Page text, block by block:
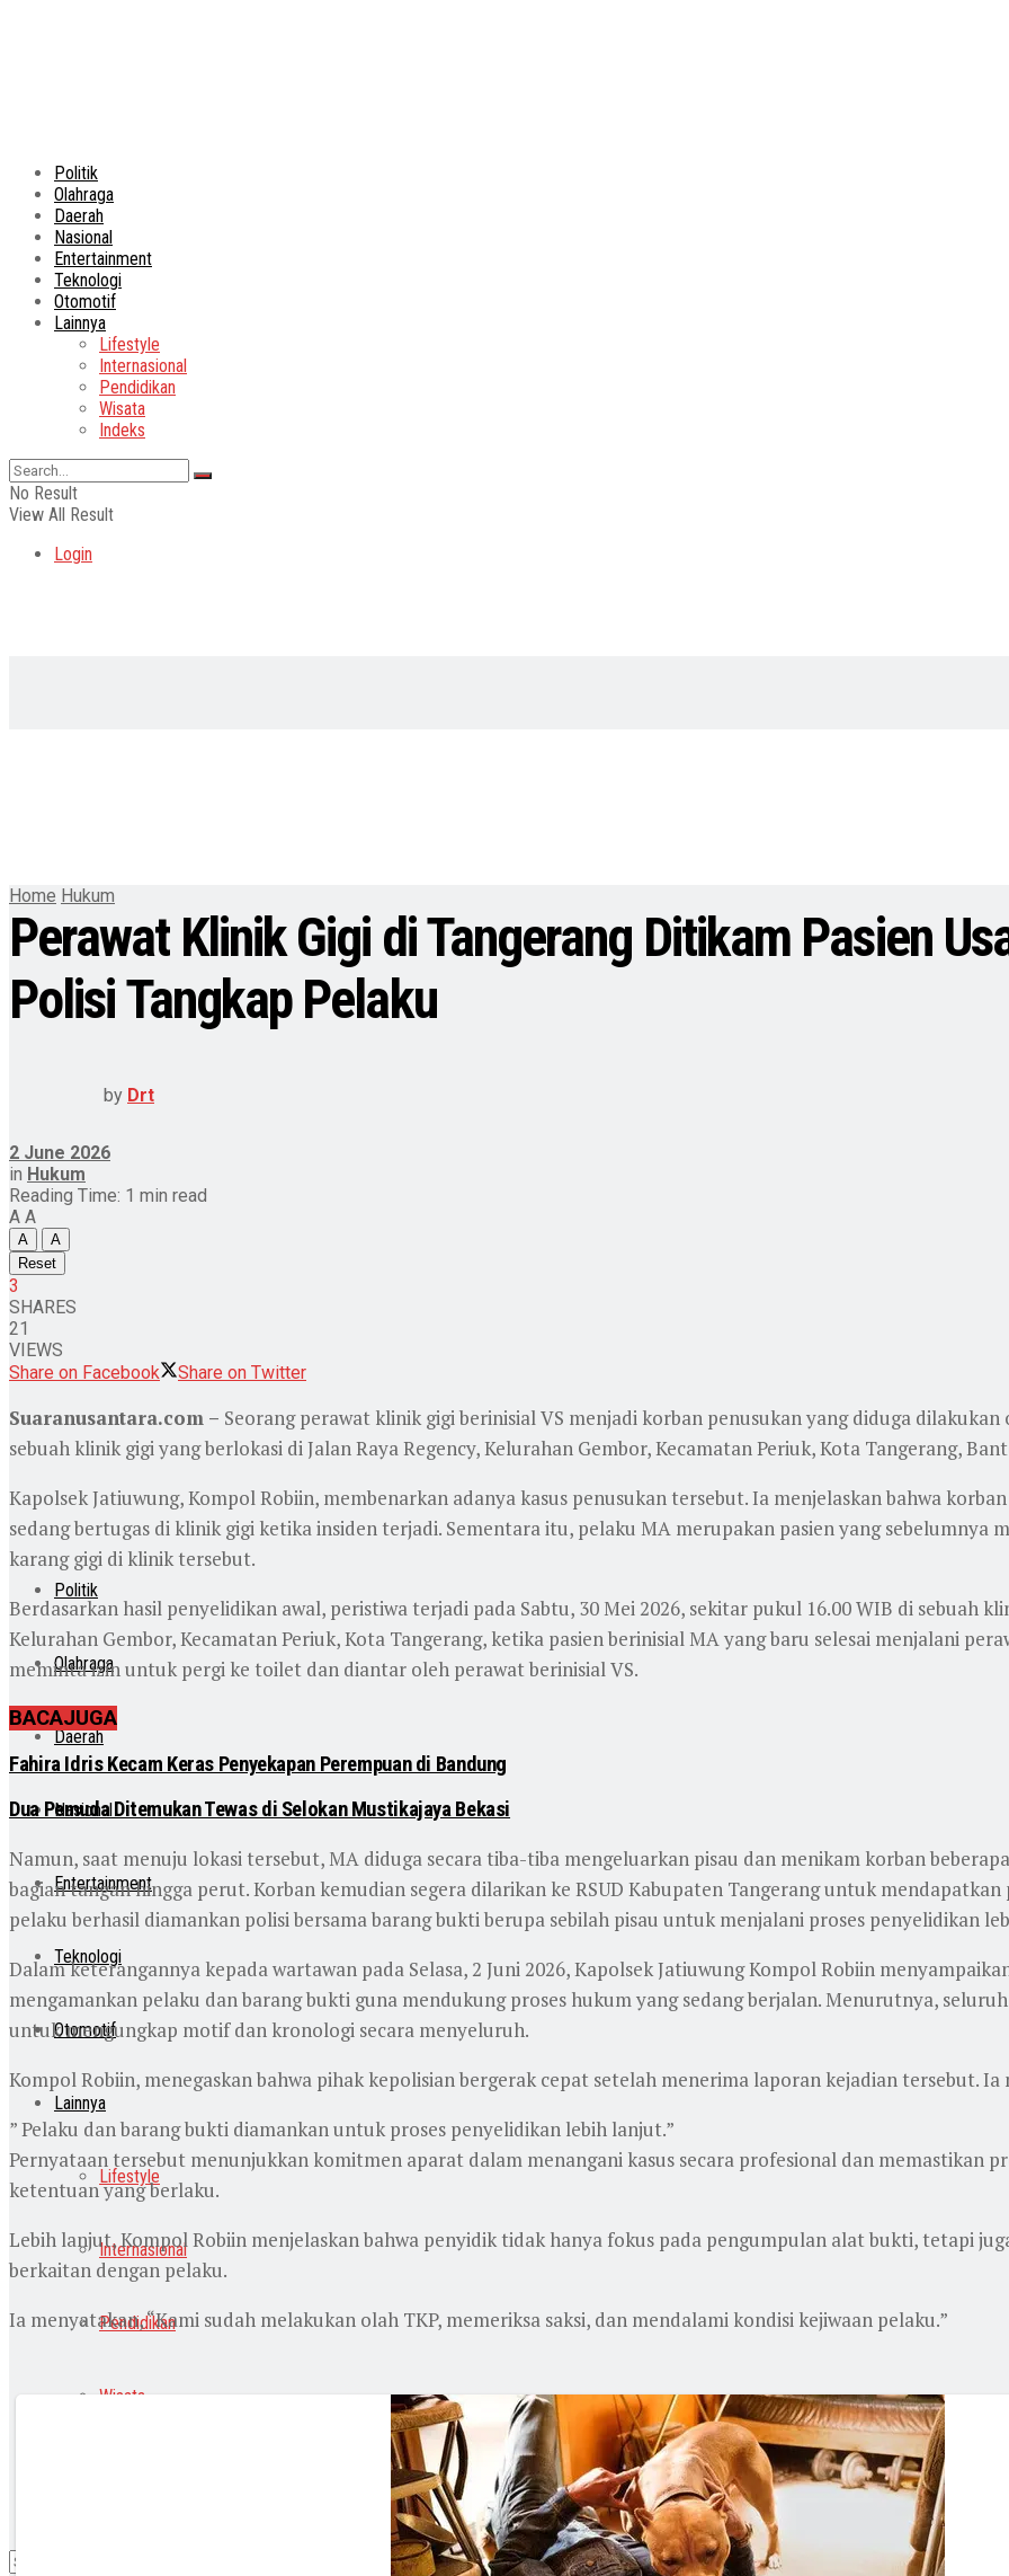
Politik
Olahraga
Daerah
Nasional
Entertainment
Teknologi
Otomotif
Lainnya
Lifestyle
Internasional
Pendidikan
Wisata
Indeks
No Result
View All Result
Login
Politik
Olahraga
Daerah
Nasional
Entertainment
Teknologi
Otomotif
Lainnya
Lifestyle
Internasional
Pendidikan
Wisata
Home Hukum
Perawat Klinik Gigi di Tangerang Ditikam Pasien
Polisi Tangkap Pelaku
by Drt
2 June 2026
in Hukum
Reading Time: 1 min read
A A
A
A
Reset
3
SHARES
21
VIEWS
Share on Facebook
Share on Twitter
Suaranusantara.com – Seorang perawat klinik gigi berinisial VS menjadi korban penusukan yang diduga
sebuah klinik gigi yang berlokasi di Jalan Raya Regency, Kelurahan Gembor, Kecamatan Periuk, Kota Tangerang,
Kapolsek Jatiuwung, Kompol Robiin, membenarkan adanya kasus penusukan tersebut. Ia menjelaskan bahwa
sedang bertugas di klinik gigi ketika insiden terjadi. Sementara itu, pelaku MA merupakan pasien yang sebelumnya
karang gigi di klinik tersebut.
Berdasarkan hasil penyelidikan awal, peristiwa terjadi pada Sabtu, 30 Mei 2026, sekitar pukul 16.00 WIB di sebuah
Kelurahan Gembor, Kecamatan Periuk, Kota Tangerang, ketika pasien berinisial MA yang baru selesai menjalani
meminta izin untuk pergi ke toilet dan diantar oleh perawat berinisial VS.
BACAJUGA
Fahira Idris Kecam Keras Penyekapan Perempuan di Bandung
Dua Pemuda Ditemukan Tewas di Selokan Mustikajaya Bekasi
Namun, saat menuju lokasi tersebut, MA diduga secara tiba-tiba mengeluarkan pisau dan menikam korban
bagian tangan hingga perut. Korban kemudian segera dilarikan ke RSUD Kabupaten Tangerang untuk
pelaku berhasil diamankan polisi bersama barang bukti berupa sebilah pisau untuk menjalani proses penyelidikan
Dalam keterangannya kepada wartawan pada Selasa, 2 Juni 2026, Kapolsek Jatiuwung Kompol Robiin
mengamankan pelaku dan barang bukti guna mendukung proses hukum yang sedang berjalan. Menurutnya,
untuk mengungkap motif dan kronologi secara menyeluruh.
Kompol Robiin, menegaskan bahwa pihak kepolisian bergerak cepat setelah menerima laporan kejadian tersebut. Ia
” Pelaku dan barang bukti diamankan untuk proses penyelidikan lebih lanjut.”
Pernyataan tersebut menunjukkan komitmen aparat dalam menangani kasus secara profesional dan memastikan
ketentuan yang berlaku.
Lebih lanjut, Kompol Robiin menjelaskan bahwa penyidik tidak hanya fokus pada pengumpulan alat bukti, tetapi
berkaitan dengan pelaku.
Ia menyatakan, “Kami sudah melakukan olah TKP, memeriksa saksi, dan mendalami kondisi kejiwaan pelaku.”